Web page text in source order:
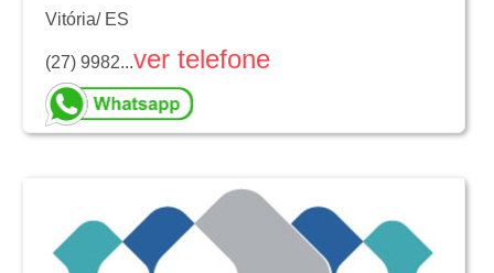
Vitória/ ES
(27) 9982...ver telefone